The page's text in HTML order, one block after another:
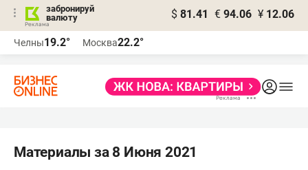
забронируй
валюту
$ 81.41 € 94.06 ¥ 12.06
Челны19.2° Москва22.2°
Материалы за 8 Июня 2021